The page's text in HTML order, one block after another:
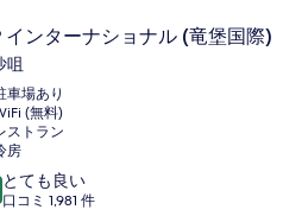
インターナショナル (竜堡国際)
咀
車場あり
(無料)
ストラン
房
とても良い
口コミ 1,981 件